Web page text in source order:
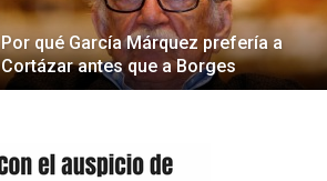
Por qué García Márquez prefería a
Cortázar antes que a Borges